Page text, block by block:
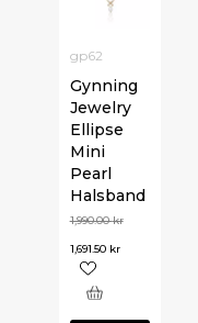
gp62
Gynning
Jewelry
Ellipse
Mini
Pearl
Halsband
1,990.00kr
1,691.50 kr